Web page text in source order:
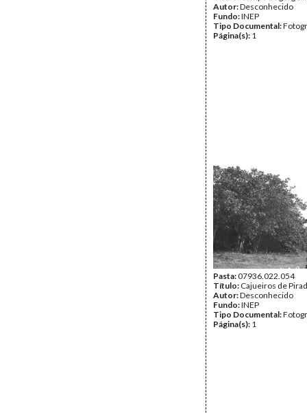
Autor:Desconhecido
Fundo:INEP
Tipo Documental:
Página(s): 1
Pasta:07936.022.054
Título: Cajueiros de
Autor:Desconhecido
Fundo:INEP
Tipo Documental:
Página(s): 1